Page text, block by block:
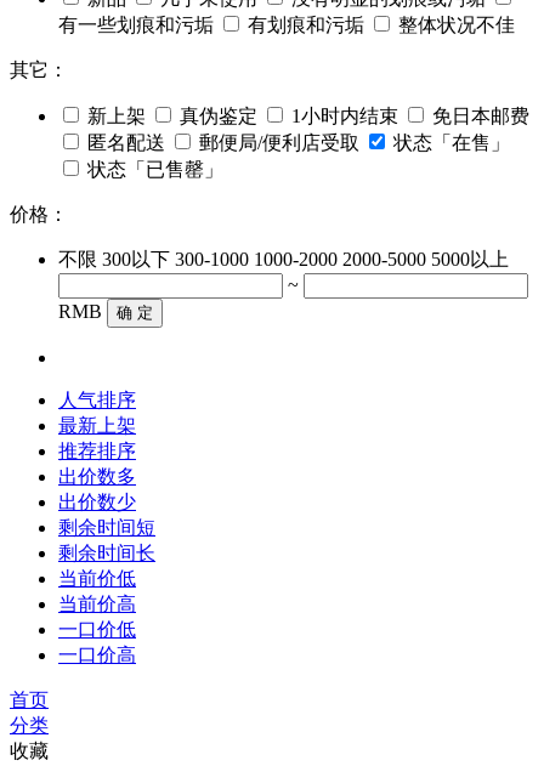
有一些划痕和污垢
有划痕和污垢 整体状况不佳
其它：
新上架 真伪鉴定 1小时内结束
免日本邮费
匿名配送
郵便局/便利店受取
状态「在售」
状态「已售罄」
价格：
不限 300以下 300-1000 1000-2000 2000-5000 5000以上
~
RMB
确 定
人气排序
最新上架
推荐排序
出价数多
出价数少
剩余时间短
剩余时间长
当前价低
当前价高
一口价低
一口价高
首页
分类
收藏